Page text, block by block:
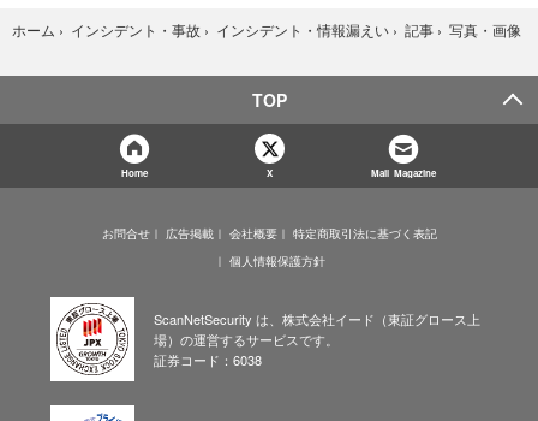
ホーム › インシデント・事故 › インシデント・情報漏えい › 記事 › 写真・画像
TOP
Home X Mail Magazine
お問合せ 広告掲載 会社概要
特定商取引法に基づく表記
個人情報保護方針
ScanNetSecurity は、株式会社イード（東証グロース上
場）の運営するサービスです。
証券コード：6038